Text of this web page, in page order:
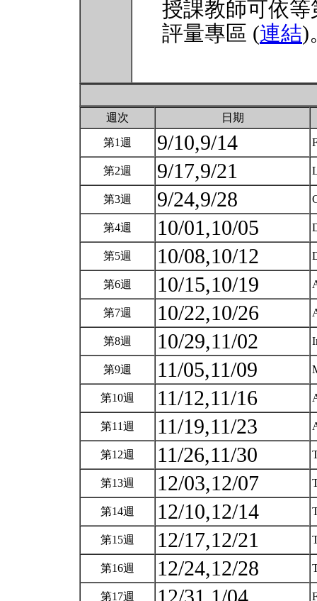
授課教師可依
評量專區 (連結)
週次 日期
第1週 9/10,9/14
第2週 9/17,9/21
第3週 9/24,9/28
第4週 10/01,10/05
第5週 10/08,10/12
第6週 10/15,10/19
第7週 10/22,10/26
第8週 10/29,11/02
第9週 11/05,11/09
第10週 11/12,11/16
第11週 11/19,11/23
第12週 11/26,11/30
第13週 12/03,12/07
第14週 12/10,12/14
第15週 12/17,12/21
第16週 12/24,12/28
第17週